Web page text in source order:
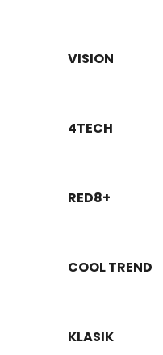
VISION
4TECH
RED8+
COOL TREND
KLASIK